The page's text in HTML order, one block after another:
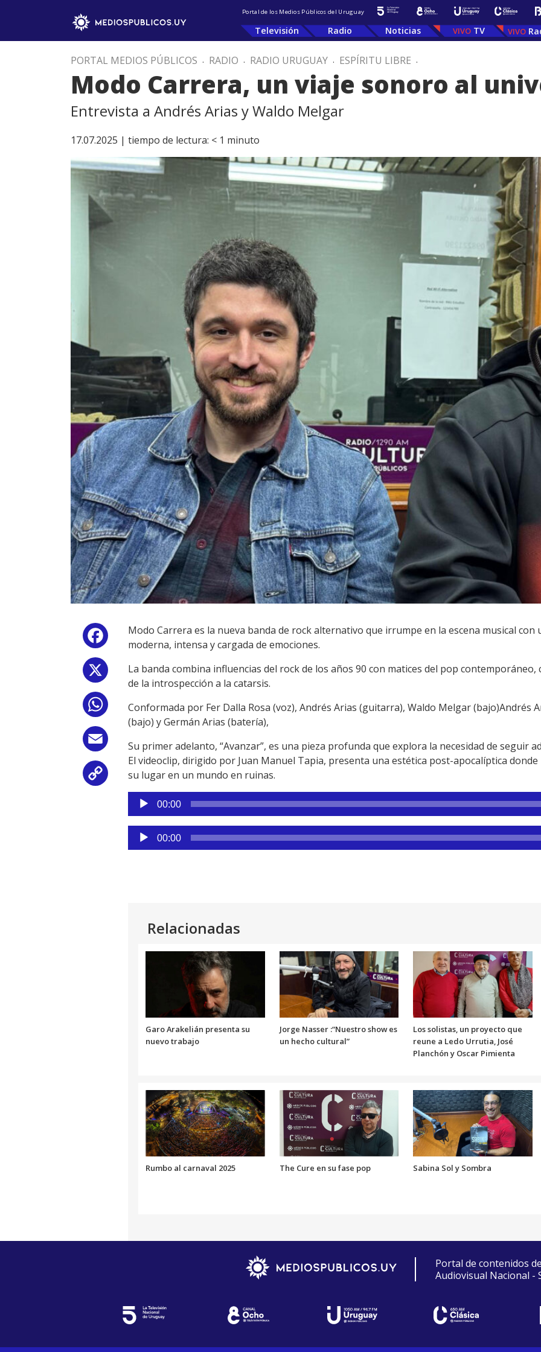
Portal de los Medios Públicos del Uruguay
Televisión Radio Noticias TV
PORTAL MEDIOS PÚBLICOS . RADIO . RADIO URUGUAY . ESPÍRITU LIBRE .
Modo Carrera, un viaje sonoro al
Entrevista a Andrés Arias y Waldo Melgar
17.07.2025 | tiempo de lectura: < 1 minuto
Facebook
WhatsApp
Email
Copy
Modo Carrera es la nueva banda de rock alternativo que irrumpe en la escena musical
moderna, intensa y cargada de emociones.
La banda combina influencias del rock de los años 90 con matices del pop
de la introspección a la catarsis.
Conformada por Fer Dalla Rosa (voz), Andrés Arias (guitarra), Waldo Melgar (bajo)Andrés
(bajo) y Germán Arias (batería),
Su primer adelanto, “Avanzar”, es una pieza profunda que explora la necesidad de seguir
El videoclip, dirigido por Juan Manuel Tapia, presenta una estética post-apocalíptica
su lugar en un mundo en ruinas.
Reproductor
de
audio
00:00
Reproductor
de
00:00
Relacionadas
Garo Arakelián presenta su
nuevo trabajo
Jorge Nasser :“Nuestro show es
un hecho cultural”
Los solistas, un proyecto que
reune a Ledo Urrutia, José
Planchón y Oscar Pimienta
Rumbo al carnaval 2025 The Cure en su fase pop Sabina Sol y Sombra
Portal de contenidos
Audiovisual Nacional -